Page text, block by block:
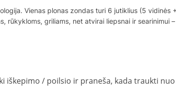
Vienas plonas zondas turi 6 jutiklius (5 vidinės
griliams, net atvirai liepsnai ir searinimui
iškepimo / poilsio ir praneša, kada traukti